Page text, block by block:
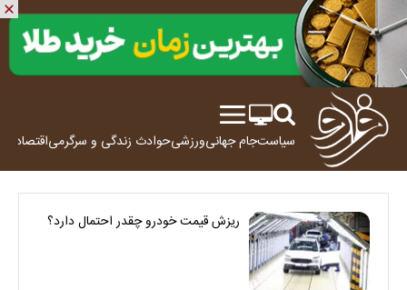
سیاستجام جهانیورزشیحوادث زندگی و سرگرمیاقتصاد
ریزش قیمت خودرو چقدر احتمال دارد؟